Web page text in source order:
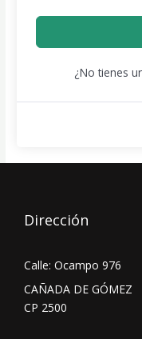
¿No tienes
Dirección
Calle: Ocampo 976
CAÑADA DE GÓMEZ
CP 2500